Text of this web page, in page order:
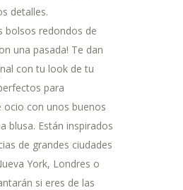
detalles.
bolsos redondos de
una pasada! Te dan
con tu look de tu
para
con unos buenos
blusa. Están inspirados
de grandes ciudades
York, Londres o
si eres de las